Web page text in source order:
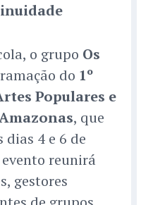
o grupo Os
do 1º
Populares e
, que
dias 4 e 6 de
evento reunirá
gestores